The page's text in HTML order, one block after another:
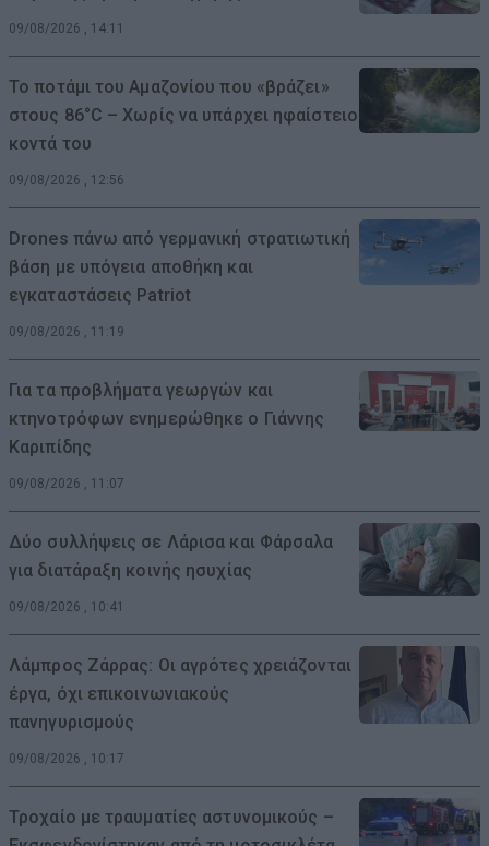
09/08/2026 , 14:11
Το ποτάμι του Αμαζονίου που «βράζει»
στους 86°C – Χωρίς να υπάρχει ηφαίστειο
κοντά του
09/08/2026 , 12:56
Drones πάνω από γερμανική στρατιωτική
βάση με υπόγεια αποθήκη και
εγκαταστάσεις Patriot
09/08/2026 , 11:19
Για τα προβλήματα γεωργών και
κτηνοτρόφων ενημερώθηκε ο Γιάννης
Καριπίδης
09/08/2026 , 11:07
Δύο συλλήψεις σε Λάρισα και Φάρσαλα
για διατάραξη κοινής ησυχίας
09/08/2026 , 10:41
Λάμπρος Ζάρρας: Οι αγρότες χρειάζονται
έργα, όχι επικοινωνιακούς
πανηγυρισμούς
09/08/2026 , 10:17
Τροχαίο με τραυματίες αστυνομικούς –